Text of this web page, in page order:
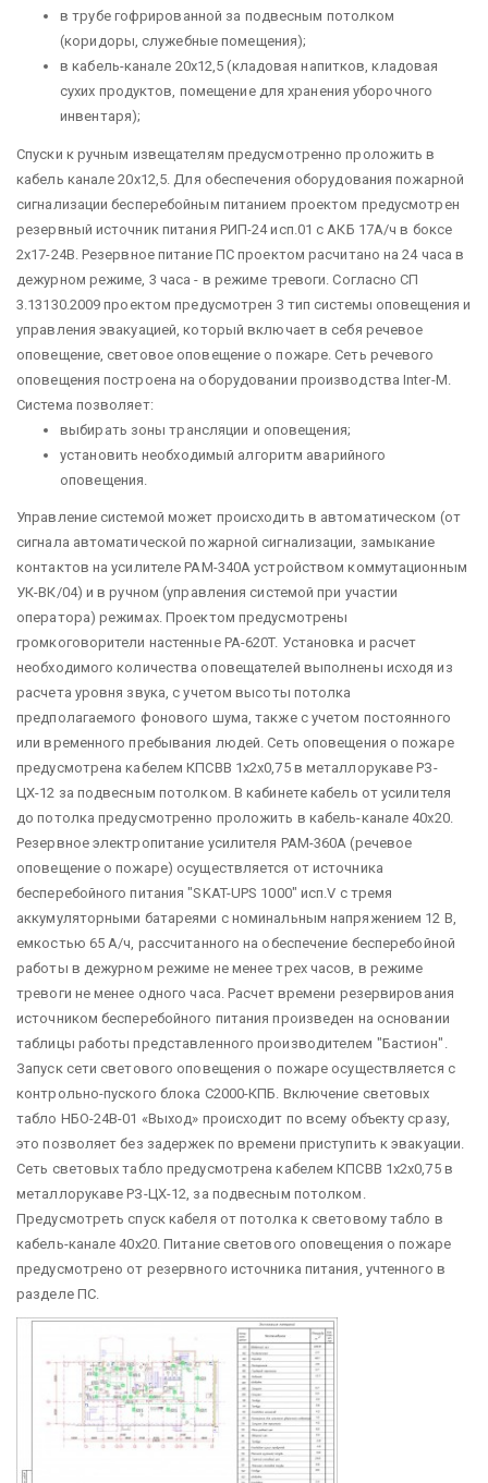
в трубе гофрированной за подвесным потолком
(коридоры, служебные помещения);
в кабель-канале 20х12,5 (кладовая напитков, кладовая
сухих продуктов, помещение для хранения уборочного
инвентаря);
Спуски к ручным извещателям предусмотренно проложить в
кабель канале 20х12,5. Для обеспечения оборудования пожарной
сигнализации бесперебойным питанием проектом предусмотрен
резервный источник питания РИП-24 исп.01 с АКБ 17А/ч в боксе
2х17-24В. Резервное питание ПС проектом расчитано на 24 часа в
дежурном режиме, 3 часа - в режиме тревоги. Согласно СП
3.13130.2009 проектом предусмотрен 3 тип системы оповещения и
управления эвакуацией, который включает в себя речевое
оповещение, световое оповещение о пожаре. Сеть речевого
оповещения построена на оборудовании производства Inter-М.
Система позволяет:
выбирать зоны трансляции и оповещения;
установить необходимый алгоритм аварийного
оповещения.
Управление системой может происходить в автоматическом (от
сигнала автоматической пожарной сигнализации, замыкание
контактов на усилителе PAM-340A устройством коммутационным
УК-ВК/04) и в ручном (управления системой при участии
оператора) режимах. Проектом предусмотрены
громкоговорители настенные PA-620T. Установка и расчет
необходимого количества оповещателей выполнены исходя из
расчета уровня звука, с учетом высоты потолка
предполагаемого фонового шума, также с учетом постоянного
или временного пребывания людей. Сеть оповещения о пожаре
предусмотрена кабелем КПСВВ 1х2х0,75 в металлорукаве РЗ-
ЦХ-12 за подвесным потолком. В кабинете кабель от усилителя
до потолка предусмотренно проложить в кабель-канале 40х20.
Резервное электропитание усилителя PAM-360A (речевое
оповещение о пожаре) осуществляется от источника
бесперебойного питания "SKAT-UPS 1000" исп.V с тремя
аккумуляторными батареями с номинальным напряжением 12 В,
емкостью 65 А/ч, рассчитанного на обеспечение бесперебойной
работы в дежурном режиме не менее трех часов, в режиме
тревоги не менее одного часа. Расчет времени резервирования
источником бесперебойного питания произведен на основании
таблицы работы представленного производителем "Бастион".
Запуск сети светового оповещения о пожаре осуществляется с
контрольно-пуского блока С2000-КПБ. Включение световых
табло НБО-24В-01 «Выход» происходит по всему объекту сразу,
это позволяет без задержек по времени приступить к эвакуации.
Сеть световых табло предусмотрена кабелем КПСВВ 1х2х0,75 в
металлорукаве РЗ-ЦХ-12, за подвесным потолком.
Предусмотреть спуск кабеля от потолка к световому табло в
кабель-канале 40х20. Питание светового оповещения о пожаре
предусмотрено от резервного источника питания, учтенного в
разделе ПС.